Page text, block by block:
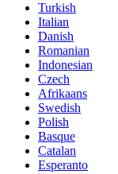
Turkish
Italian
Danish
Romanian
Indonesian
Czech
Afrikaans
Swedish
Polish
Basque
Catalan
Esperanto